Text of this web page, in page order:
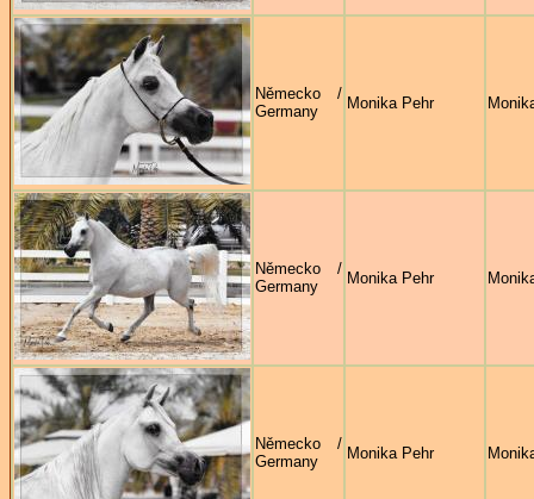
Německo /
Germany
Monika Pehr
Německo /
Germany
Monika Pehr
Německo /
Germany
Monika Pehr